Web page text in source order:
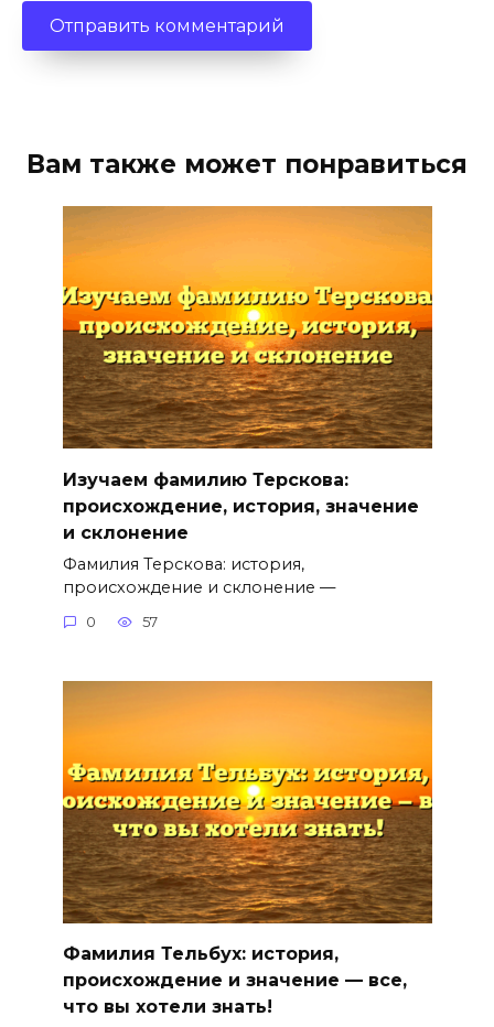
Вам также может понравиться
Изучаем фамилию Терскова:
происхождение, история, значение
и склонение
Фамилия Терскова: история,
происхождение и склонение —
0 57
Фамилия Тельбух: история,
происхождение и значение — все,
что вы хотели знать!